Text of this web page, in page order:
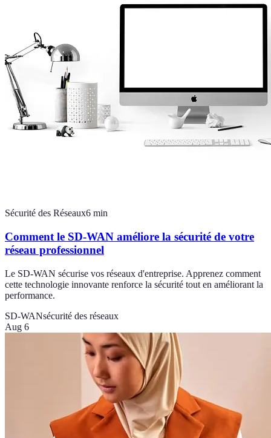
Sécurité des Réseaux6 min
Comment le SD-WAN améliore la sécurité de votre
réseau professionnel
Le SD-WAN sécurise vos réseaux d'entreprise. Apprenez comment
cette technologie innovante renforce la sécurité tout en améliorant la
performance.
SD-WANsécurité des réseaux
Aug 6